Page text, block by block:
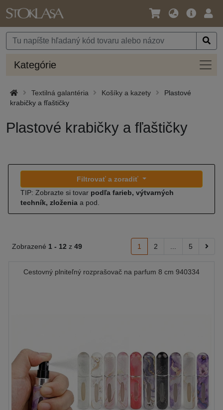
Jazyk
Mena
Hlavná
Kategórie
Textilná galantéria Košíky a kazety
Plastové
krabičky a fľaštičky
Plastové krabičky a fľaštičky
Filtrovať a zoradiť
TIP: Zobrazte si tovar podľa farieb, výtvarných
techník, zloženia a pod.
Zobrazené 1 - 12 z 49 1 2 5
Cestovný plniteľný rozprašovač na parfum 8 cm 940334